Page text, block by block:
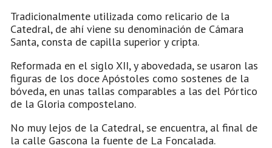
Tradicionalmente utilizada como relicario de la
Catedral, de ahí viene su denominación de Cámara
Santa, consta de capilla superior y cripta.
Reformada en el siglo XII, y abovedada, se usaron las
figuras de los doce Apóstoles como sostenes de la
bóveda, en unas tallas comparables a las del Pórtico
de la Gloria compostelano.
No muy lejos de la Catedral, se encuentra, al final de
la calle Gascona la fuente de La Foncalada.